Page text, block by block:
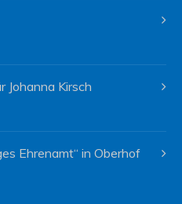
Johanna Kirsch
Ehrenamt“ in Oberhof